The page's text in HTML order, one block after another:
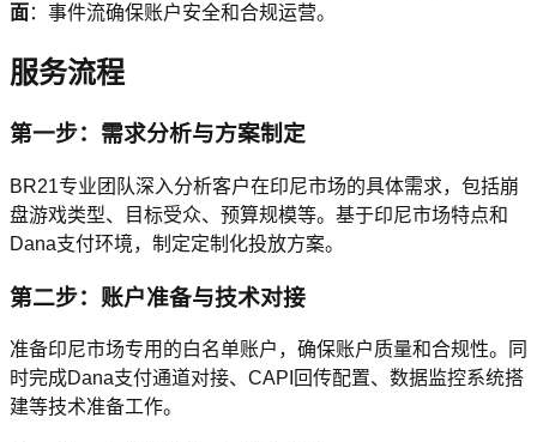
面：事件流确保账户安全和合规运营。
服务流程
第一步：需求分析与方案制定
BR21专业团队深入分析客户在印尼市场的具体需求，包括崩
盘游戏类型、目标受众、预算规模等。基于印尼市场特点和
Dana支付环境，制定定制化投放方案。
第二步：账户准备与技术对接
准备印尼市场专用的白名单账户，确保账户质量和合规性。同
时完成Dana支付通道对接、CAPI回传配置、数据监控系统搭
建等技术准备工作。